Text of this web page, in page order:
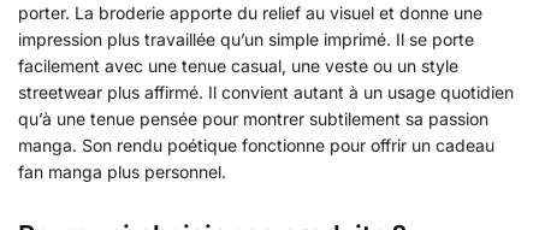
porter. La broderie apporte du relief au visuel et donne une
impression plus travaillée qu’un simple imprimé. Il se porte
facilement avec une tenue casual, une veste ou un style
streetwear plus affirmé. Il convient autant à un usage quotidien
qu’à une tenue pensée pour montrer subtilement sa passion
manga. Son rendu poétique fonctionne pour offrir un cadeau
fan manga plus personnel.